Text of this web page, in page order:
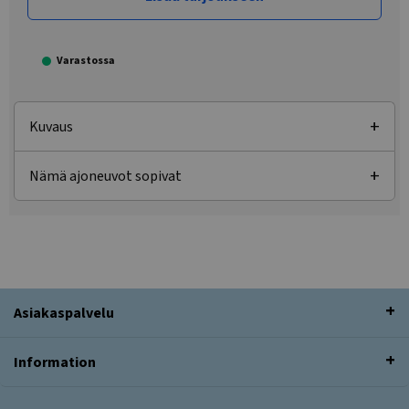
Varastossa
Kuvaus
Nämä ajoneuvot sopivat
Asiakaspalvelu
Information